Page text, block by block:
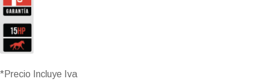
*Precio Incluye Iva